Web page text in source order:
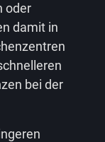
oder
damit in
bei der